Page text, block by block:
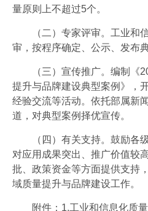
量原则上不超过5个。
（二）专家评审。工业和
审，按程序确定、公示、发布
（三）宣传推广。编制《
提升与品牌建设典型案例》，
经验交流等活动。依托部属新
道，对典型案例择优宣传。
（四）有关支持。鼓励各
对应用成果突出、推广价值较
批、政策资金等方面提供支持
域质量提升与品牌建设工作。
附件：1.工业和信息化质